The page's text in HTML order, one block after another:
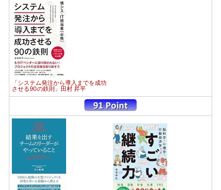
「システム発注から導入までを成功
させる90の鉄則」田村 昇平